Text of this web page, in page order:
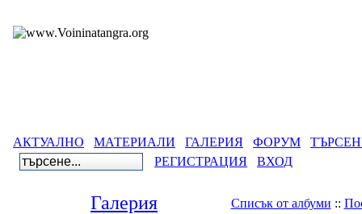
АКТУАЛНО МАТЕРИАЛИ ГАЛЕРИЯ ФОРУМ
РЕГИСТРАЦИЯ
ВХОД
Галерия Списък от албуми ::